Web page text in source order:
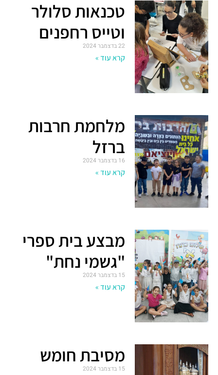
טכנאות סלולר
וטייס רחפנים
22 בדצמבר 2024
קרא עוד »
מלחמת חרבות
ברזל
16 בדצמבר 2024
קרא עוד »
מבצע בית ספרי
"גשמי נחת"
15 בדצמבר 2024
קרא עוד »
מסיבת חומש
15 בדצמבר 2024